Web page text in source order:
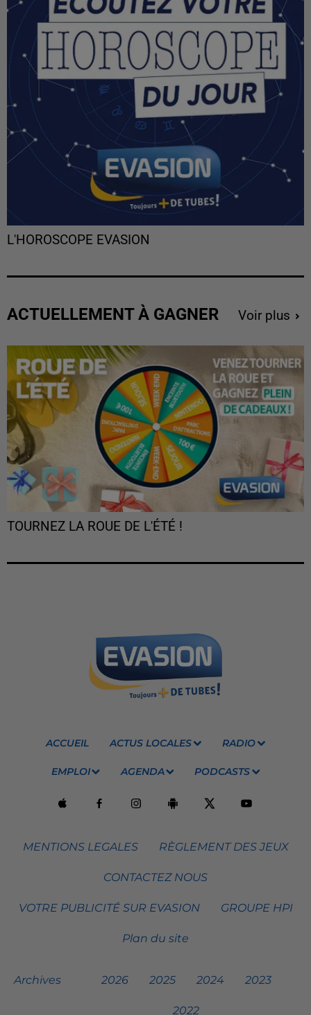
L'HOROSCOPE EVASION
ACTUELLEMENT À GAGNER Voir plus
TOURNEZ LA ROUE DE L'ÉTÉ !
ACCUEIL ACTUS LOCALES RADIO
EMPLOI AGENDA PODCASTS
MENTIONS LEGALES RÈGLEMENT DES JEUX
CONTACTEZ NOUS
VOTRE PUBLICITÉ SUR EVASION GROUPE HPI
Plan du site
Archives 2026 2025 2024 2023
2022